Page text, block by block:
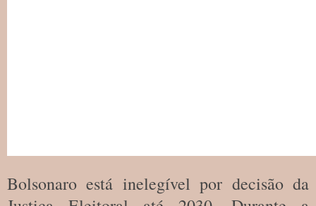
Bolsonaro está inelegível por decisão da